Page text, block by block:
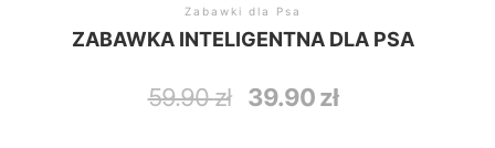
Zabawki dla Psa
ZABAWKA INTELIGENTNA DLA PSA
59.90zł
Pierwotna
39.90złAktualna